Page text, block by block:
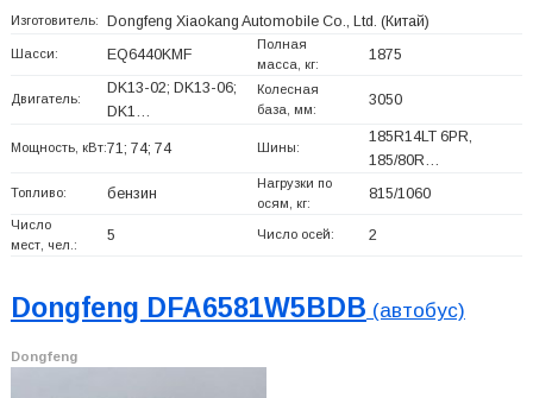
Изготовитель: Dongfeng Xiaokang Automobile Co., Ltd. (Китай)
Шасси: EQ6440KMF
Полная
масса, кг:
1875
Двигатель:
DK13-02; DK13-06;
DK1…
Колесная
база, мм:
3050
Мощность, кВт:71; 74; 74 Шины:
185R14LT 6PR,
185/80R…
Топливо: бензин
Нагрузки по
осям, кг:
815/1060
Число
мест, чел.:
5 Число осей: 2
Dongfeng DFA6581W5BDB (автобус)
Dongfeng